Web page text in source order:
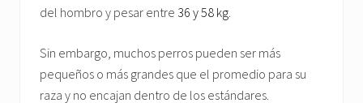
del hombro y pesar entre 36 y 58 kg
Sin embargo, muchos perros pueden ser más
pequeños o más grandes que el promedio para su
raza y no encajan dentro de los estándares.